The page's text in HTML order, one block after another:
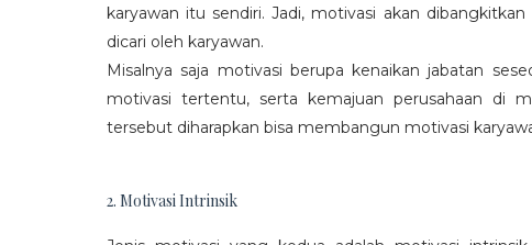
karyawan itu sendiri. Jadi, motivasi akan
dicari oleh karyawan.
Misalnya saja motivasi berupa kenaikan jabatan
motivasi tertentu, serta kemajuan perusahaan di
tersebut diharapkan bisa membangun motivasi
2. Motivasi Intrinsik